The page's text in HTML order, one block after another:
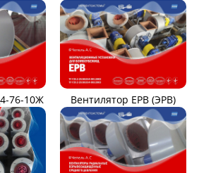
76-10Ж Вентилятор ЕРВ (ЭРВ)